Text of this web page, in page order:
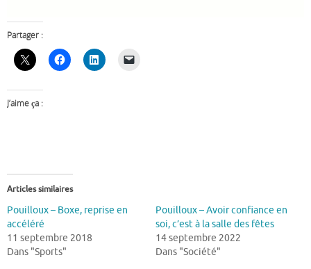
Partager :
J’aime ça :
Articles similaires
Pouilloux – Boxe, reprise en
accéléré
11 septembre 2018
Dans "Sports"
Pouilloux – Avoir confiance en
soi, c’est à la salle des fêtes
14 septembre 2022
Dans "Société"